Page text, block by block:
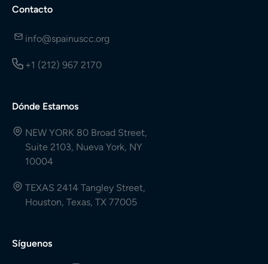
Contacto
info@spainuscc.org
+1 (212) 967 2170
Dónde Estamos
NEW YORK 80 Broad Street,
Suite 2103, Nueva York, NY
10004
TEXAS 2414 Tangley Street,
Houston, Texas, TX 77005
Síguenos